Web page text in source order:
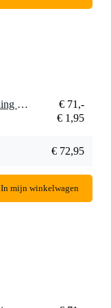
1 x Gator Cases GP-DTH-BR-RD rode rugleuning drumkruk
€ 71,-
€ 1,95
€ 72,95
In mijn winkelwagen